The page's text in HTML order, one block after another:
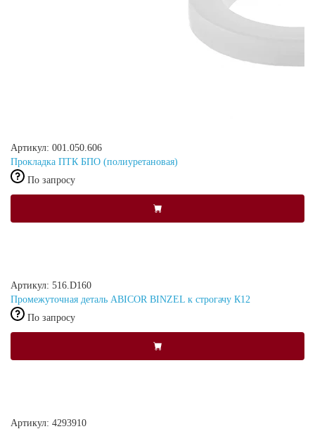
Артикул: 001.050.606
Прокладка ПТК БПО (полиуретановая)
По запросу
Артикул: 516.D160
Промежуточная деталь ABICOR BINZEL к строгачу К12
По запросу
Артикул: 4293910